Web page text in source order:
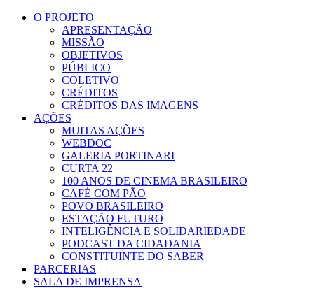
O PROJETO
APRESENTAÇÃO
MISSÃO
OBJETIVOS
PÚBLICO
COLETIVO
CRÉDITOS
CRÉDITOS DAS IMAGENS
AÇÕES
MUITAS AÇÕES
WEBDOC
GALERIA PORTINARI
CURTA 22
100 ANOS DE CINEMA BRASILEIRO
CAFÉ COM PÃO
POVO BRASILEIRO
ESTAÇÃO FUTURO
INTELIGÊNCIA E SOLIDARIEDADE
PODCAST DA CIDADANIA
CONSTITUINTE DO SABER
PARCERIAS
SALA DE IMPRENSA